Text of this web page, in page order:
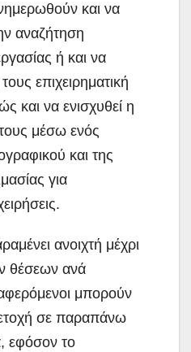
και να
αναζήτηση
ή και να
επιχειρηματική
και να ενισχυθεί η
μέσω ενός
και της
για
ανοιχτή μέχρι
θέσεων ανά
μπορούν
σε παραπάνω
εφόσον το